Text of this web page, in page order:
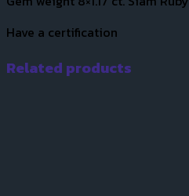
Have a certification
Related products